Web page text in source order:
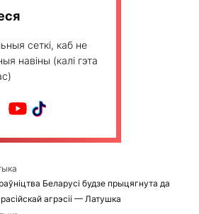
сеткі, каб не
навіны (калі гэта
Беларусі будзе прыцягнута да
агрэсіі — Латушка